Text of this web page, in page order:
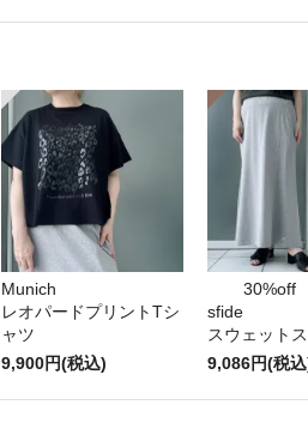
Munich
レオパードプリントTシ
ャツ
9,900円(税込)
30%off
sfide
スウェット
9,086円(税